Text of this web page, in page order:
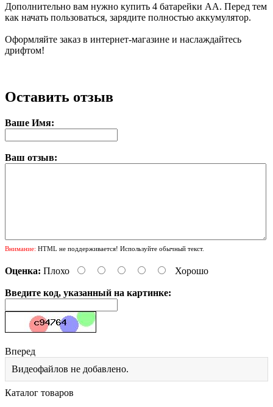
Дополнительно вам нужно купить 4 батарейки АА. Перед тем
как начать пользоваться, зарядите полностью аккумулятор.
Оформляйте заказ в интернет-магазине и наслаждайтесь
дрифтом!
Оставить отзыв
Ваше Имя:
Ваш отзыв:
Внимание: HTML не поддерживается! Используйте обычный текст.
Оценка: Плохо Хорошо
Введите код, указанный на картинке:
Вперед
Видеофайлов не добавлено.
Каталог товаров